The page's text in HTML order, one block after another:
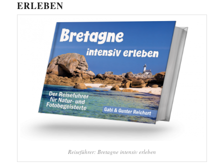
ERLEBEN
Reiseführer: Bretagne intensiv erleben